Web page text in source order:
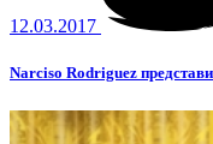
12.03.2017
Narciso Rodriguez